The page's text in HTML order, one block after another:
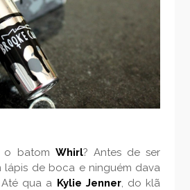
o batom Whirl? Antes de ser
lápis de boca e ninguém dava
qua a Kylie Jenner, do klã